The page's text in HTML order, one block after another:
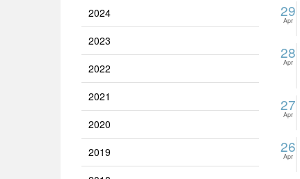
2024
2023
2022
2021
2020
2019
29
Apr
28
Apr
27
Apr
26
Apr